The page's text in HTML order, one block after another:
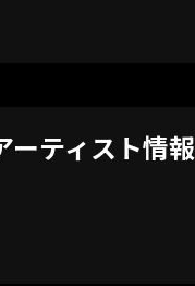
ーティスト情報